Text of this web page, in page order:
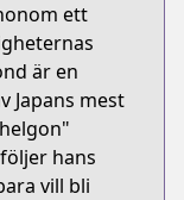
ett
är en
Japans mest
hans
vill bli